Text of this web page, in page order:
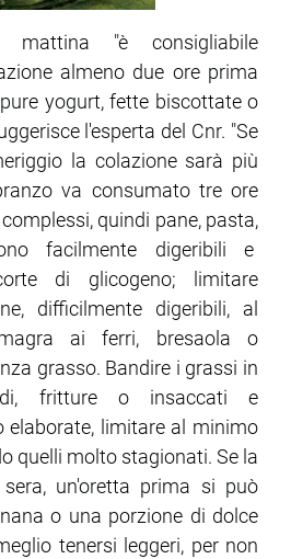
"è consigliabile
almeno due ore prima
yogurt, fette biscottate o
l'esperta del Cnr. "Se
la colazione sarà più
va consumato tre ore
quindi pane, pasta,
facilmente digeribili e
di glicogeno; limitare
difficilmente digeribili, al
ai ferri, bresaola o
grasso. Bandire i grassi in
fritture o insaccati e
elaborate, limitare al minimo
quelli molto stagionati. Se la
un'oretta prima si può
o una porzione di dolce
tenersi leggeri, per non